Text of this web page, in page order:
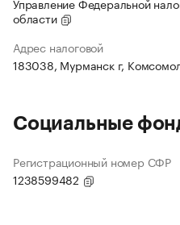
Управление Федеральной
области
Адрес налоговой
183038, Мурманск г,
Социальные
Регистрационный номер СФР
1238599482